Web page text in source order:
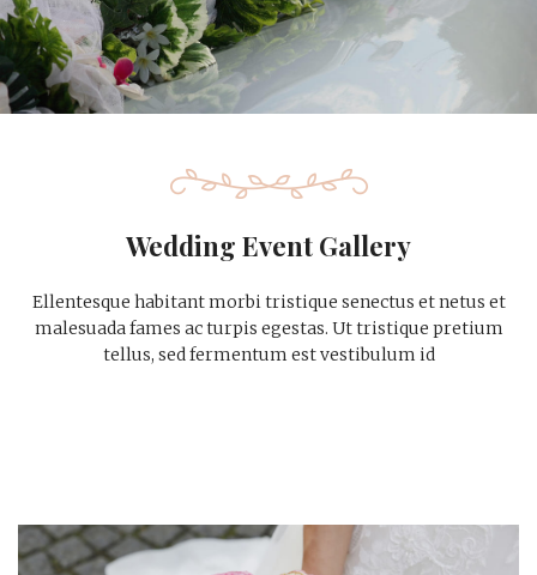
Wedding Event Gallery
Ellentesque habitant morbi tristique senectus et netus et
malesuada fames ac turpis egestas. Ut tristique pretium
tellus, sed fermentum est vestibulum id